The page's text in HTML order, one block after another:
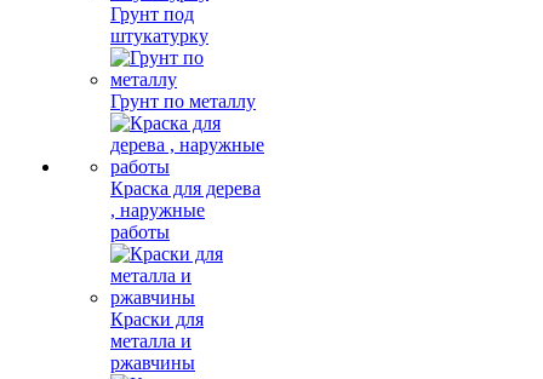
Грунт под
штукатурку
Грунт по металлу
Краска для дерева
, наружные
работы
Краски для
металла и
ржавчины